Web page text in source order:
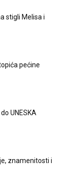
stigli Melisa i
pećine
UNESKA
znamenitosti i